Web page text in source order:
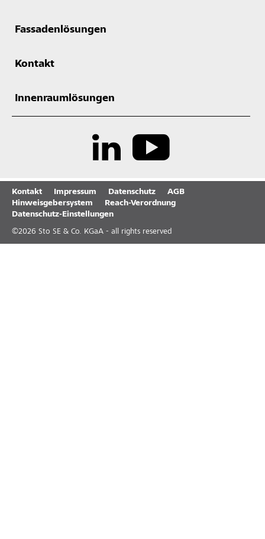
Fassadenlösungen
Kontakt
Innenraumlösungen
Kontakt Impressum Datenschutz
AGB
Hinweisgebersystem
Reach-Verordnung
Datenschutz-Einstellungen
©2026 Sto SE & Co. KGaA - all rights reserved